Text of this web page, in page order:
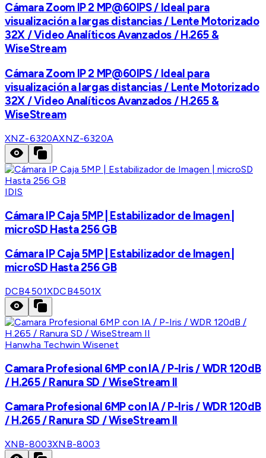
Cámara Zoom IP 2 MP@60IPS / Ideal para
visualización a largas distancias / Lente Motorizado
32X / Video Analíticos Avanzados / H.265 &
WiseStream
Cámara Zoom IP 2 MP@60IPS / Ideal para
visualización a largas distancias / Lente Motorizado
32X / Video Analíticos Avanzados / H.265 &
WiseStream
XNZ-6320AXNZ-6320A
IDIS
Cámara IP Caja 5MP | Estabilizador de Imagen |
microSD Hasta 256 GB
Cámara IP Caja 5MP | Estabilizador de Imagen |
microSD Hasta 256 GB
DCB4501XDCB4501X
Hanwha Techwin Wisenet
Camara Profesional 6MP con IA / P-Iris / WDR 120dB
/ H.265 / Ranura SD / WiseStream II
Camara Profesional 6MP con IA / P-Iris / WDR 120dB
/ H.265 / Ranura SD / WiseStream II
XNB-8003XNB-8003